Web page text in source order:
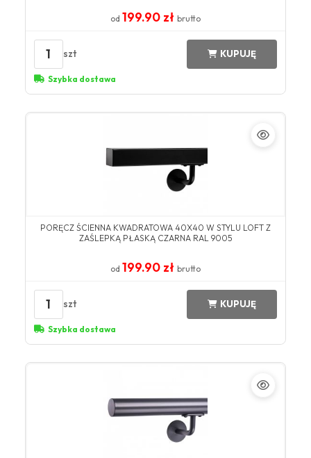
od 199.90 zł brutto
1 szt KUPUJĘ
Szybka dostawa
PORĘCZ ŚCIENNA KWADRATOWA 40X40 W STYLU LOFT Z
ZAŚLEPKĄ PŁASKĄ CZARNA RAL 9005
od 199.90 zł brutto
1 szt KUPUJĘ
Szybka dostawa